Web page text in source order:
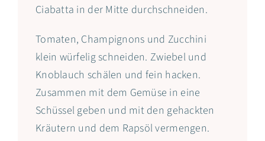
Ciabatta in der Mitte durchschneiden.
Tomaten, Champignons und Zucchini
klein würfelig schneiden. Zwiebel und
Knoblauch schälen und fein hacken.
Zusammen mit dem Gemüse in eine
Schüssel geben und mit den gehackten
Kräutern und dem Rapsöl vermengen.